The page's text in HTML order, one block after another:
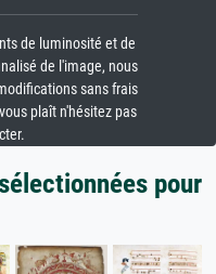
de luminosité et de
de l'image, nous
sans frais
plaît n'hésitez pas
pour